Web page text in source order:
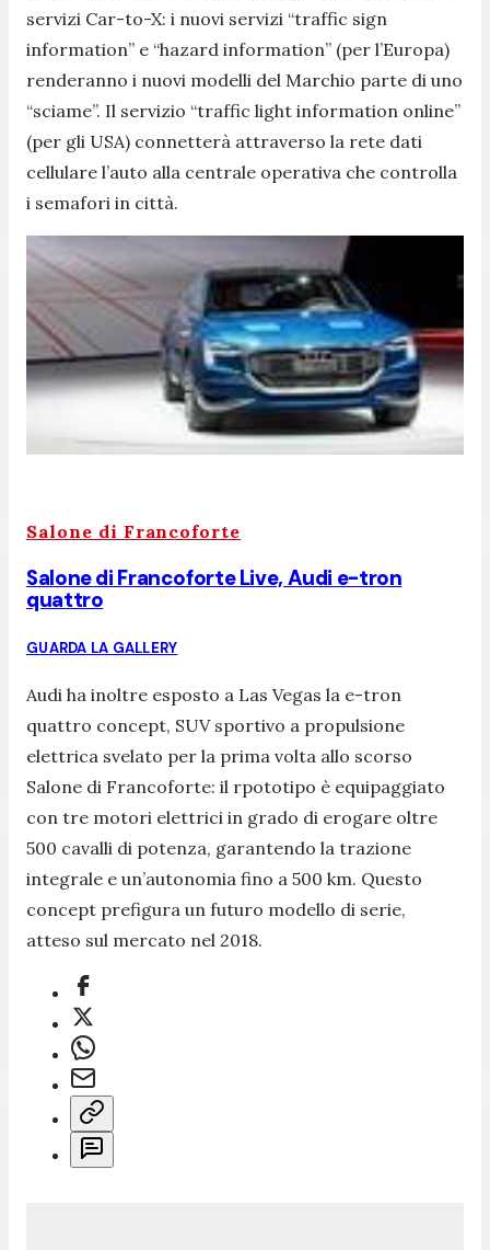
servizi Car-to-X: i nuovi servizi “traffic sign
information” e “hazard information” (per l’Europa)
renderanno i nuovi modelli del Marchio parte di uno
“sciame”. Il servizio “traffic light information online”
(per gli USA) connetterà attraverso la rete dati
cellulare l’auto alla centrale operativa che controlla
i semafori in città.
Salone di Francoforte
Salone di Francoforte Live, Audi e-tron
quattro
GUARDA LA GALLERY
Audi ha inoltre esposto a Las Vegas la e-tron
quattro concept, SUV sportivo a propulsione
elettrica svelato per la prima volta allo scorso
Salone di Francoforte: il rpototipo è equipaggiato
con tre motori elettrici in grado di erogare oltre
500 cavalli di potenza, garantendo la trazione
integrale e un’autonomia fino a 500 km. Questo
concept prefigura un futuro modello di serie,
atteso sul mercato nel 2018.